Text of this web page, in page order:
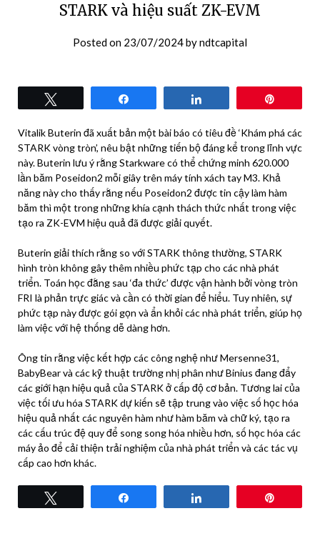
STARK và hiệu suất ZK-EVM
Posted on 23/07/2024byndtcapital
Vitalik Buterin đã xuất bản một bài báo có tiêu đề ‘Khám phá các
STARK vòng tròn’, nêu bật những tiến bộ đáng kể trong lĩnh vực
này. Buterin lưu ý rằng Starkware có thể chứng minh 620.000
lần băm Poseidon2 mỗi giây trên máy tính xách tay M3. Khả
năng này cho thấy rằng nếu Poseidon2 được tin cậy làm hàm
băm thì một trong những khía cạnh thách thức nhất trong việc
tạo ra ZK-EVM hiệu quả đã được giải quyết.
Buterin giải thích rằng so với STARK thông thường, STARK
hình tròn không gây thêm nhiều phức tạp cho các nhà phát
triển. Toán học đằng sau ‘đa thức’ được vận hành bởi vòng tròn
FRI là phản trực giác và cần có thời gian để hiểu. Tuy nhiên, sự
phức tạp này được gói gọn và ẩn khỏi các nhà phát triển, giúp họ
làm việc với hệ thống dễ dàng hơn.
Ông tin rằng việc kết hợp các công nghệ như Mersenne31,
BabyBear và các kỹ thuật trường nhị phân như Binius đang đẩy
các giới hạn hiệu quả của STARK ở cấp độ cơ bản. Tương lai của
việc tối ưu hóa STARK dự kiến ​​sẽ tập trung vào việc số học hóa
hiệu quả nhất các nguyên hàm như hàm băm và chữ ký, tạo ra
các cấu trúc đệ quy để song song hóa nhiều hơn, số học hóa các
máy ảo để cải thiện trải nghiệm của nhà phát triển và các tác vụ
cấp cao hơn khác.